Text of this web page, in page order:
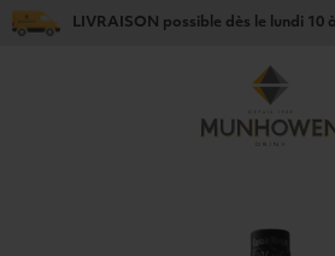
LIVRAISON possible dès le lundi 10